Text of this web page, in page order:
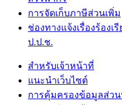
การจัดเก็บภาษีส่วนเพิ่ม
ช่องทางแจ้งเรื่องร้อง
ป.ป.ช.
สำหรับเจ้าหน้าที่
แนะนำเว็บไซต์
การคุ้มครองข้อมูลส่ว